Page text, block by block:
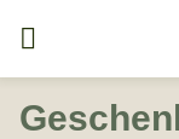
Inhalt
springen